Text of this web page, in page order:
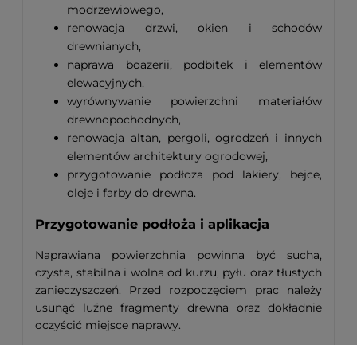
modrzewiowego,
renowacja drzwi, okien i schodów
drewnianych,
naprawa boazerii, podbitek i elementów
elewacyjnych,
wyrównywanie powierzchni materiałów
drewnopochodnych,
renowacja altan, pergoli, ogrodzeń i innych
elementów architektury ogrodowej,
przygotowanie podłoża pod lakiery, bejce,
oleje i farby do drewna.
Przygotowanie podłoża i aplikacja
Naprawiana powierzchnia powinna być sucha,
czysta, stabilna i wolna od kurzu, pyłu oraz tłustych
zanieczyszczeń. Przed rozpoczęciem prac należy
usunąć luźne fragmenty drewna oraz dokładnie
oczyścić miejsce naprawy.